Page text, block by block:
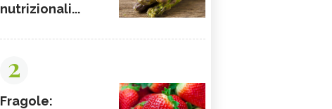
nutrizionali...
2
Fragole: